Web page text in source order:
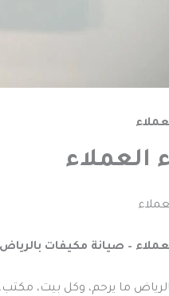
العملاء
– صيانة مكيفات
ما يرحم، وكل بيت،